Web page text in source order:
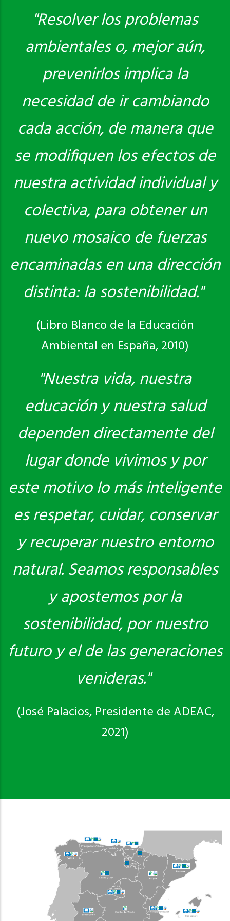
Saber más
"Resolver los problemas
ambientales o, mejor aún,
prevenirlos implica la
necesidad de ir cambiando
cada acción, de manera que
se modifiquen los efectos de
nuestra actividad individual y
colectiva, para obtener un
nuevo mosaico de fuerzas
encaminadas en una dirección
distinta: la sostenibilidad."
(Libro Blanco de la Educación
Ambiental en España, 2010)
"Nuestra vida, nuestra
educación y nuestra salud
dependen directamente del
lugar donde vivimos y por
este motivo lo más inteligente
es respetar, cuidar, conservar
y recuperar nuestro entorno
natural. Seamos responsables
y apostemos por la
sostenibilidad, por nuestro
futuro y el de las generaciones
venideras."
(José Palacios, Presidente de ADEAC,
2021)